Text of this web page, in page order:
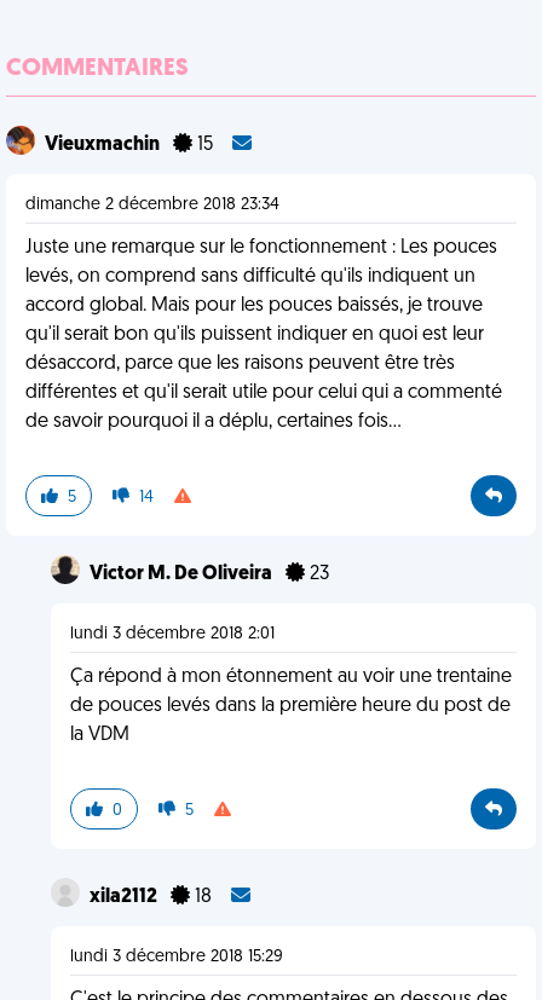
COMMENTAIRES
Vieuxmachin 15
dimanche 2 décembre 2018 23:34
Juste une remarque sur le fonctionnement : Les pouces
levés, on comprend sans difficulté qu'ils indiquent un
accord global. Mais pour les pouces baissés, je trouve
qu'il serait bon qu'ils puissent indiquer en quoi est leur
désaccord, parce que les raisons peuvent être très
différentes et qu'il serait utile pour celui qui a commenté
de savoir pourquoi il a déplu, certaines fois...
5 14
Victor M. De Oliveira 23
lundi 3 décembre 2018 2:01
Ça répond à mon étonnement au voir une trentaine
de pouces levés dans la première heure du post de
la VDM
0 5
xila2112 18
lundi 3 décembre 2018 15:29